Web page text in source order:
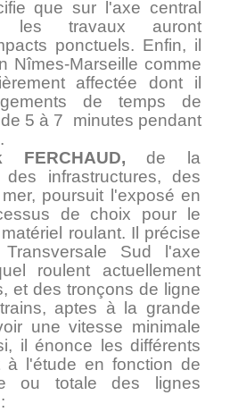
que sur l'axe central
les travaux auront
ponctuels. Enfin, il
Nîmes-Marseille comme
affectée dont il
de temps de
5 à 7 minutes pendant
FERCHAUD,de la
infrastructures, des
poursuit l'exposé en
de choix pour le
roulant. Il précise
Sud l'axe
roulent actuellement
et des tronçons de ligne
aptes à la grande
une vitesse minimale
il énonce les différents
à l'étude en fonction de
ou totale des lignes